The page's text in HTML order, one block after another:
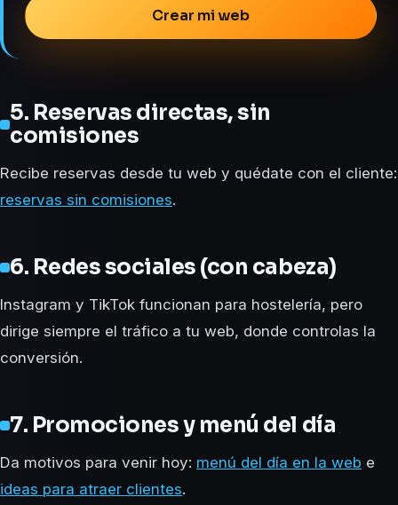
Crear mi web
5. Reservas directas, sin
comisiones
Recibe reservas desde tu web y quédate con el cliente:
reservas sin comisiones.
6. Redes sociales (con cabeza)
Instagram y TikTok funcionan para hostelería, pero
dirige siempre el tráfico a tu web, donde controlas la
conversión.
7. Promociones y menú del día
Da motivos para venir hoy: menú del día en la web e
ideas para atraer clientes.